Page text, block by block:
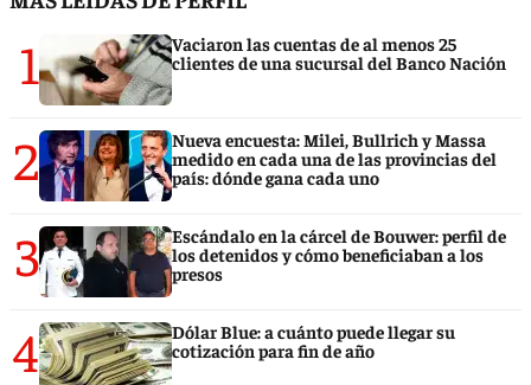
1
Vaciaron las cuentas de al menos 25
clientes de una sucursal del Banco Nación
2
Nueva encuesta: Milei, Bullrich y Massa
medido en cada una de las provincias del
país: dónde gana cada uno
3
Escándalo en la cárcel de Bouwer: perfil de
los detenidos y cómo beneficiaban a los
presos
4
Dólar Blue: a cuánto puede llegar su
cotización para fin de año